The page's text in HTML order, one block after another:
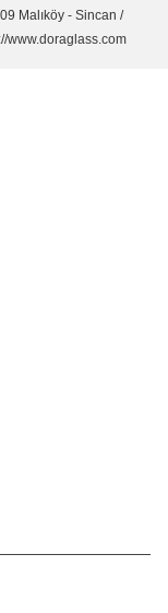
Malıköy - Sincan /
www.doraglass.com